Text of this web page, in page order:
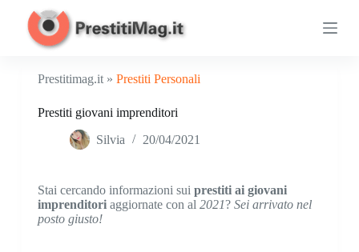
Prestitimag.it » Prestiti Personali
Prestiti giovani imprenditori
Silvia 20/04/2021
Stai cercando informazioni sui prestiti ai giovani
imprenditoriaggiornate con al 2021? Sei arrivato nel
posto giusto!